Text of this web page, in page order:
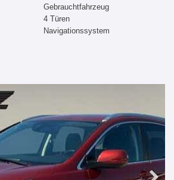
Gebrauchtfahrzeug
4 Türen
Navigationssystem